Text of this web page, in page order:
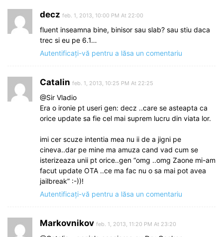
decz feb. 1, 2013, 10:00 PM At 22:00
fluent inseamna bine, binisor sau slab? sau stiu daca
trec si eu pe 6.1…
Autentificați-vă pentru a lăsa un comentariu
Catalin feb. 1, 2013, 10:25 PM At 22:25
@Sir Vladio
Era o ironie pt useri gen: decz ..care se asteapta ca
orice update sa fie cel mai suprem lucru din viata lor.
imi cer scuze intentia mea nu ii de a jigni pe
cineva..dar pe mine ma amuza cand vad cum se
isterizeaza unii pt orice..gen “omg ..omg Zaone mi-am
facut update OTA ..ce ma fac nu o sa mai pot avea
jailbreak” :-))!
Autentificați-vă pentru a lăsa un comentariu
Markovnikov feb. 1, 2013, 11:20 PM At 23:20